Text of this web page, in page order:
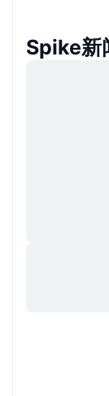
Spike新